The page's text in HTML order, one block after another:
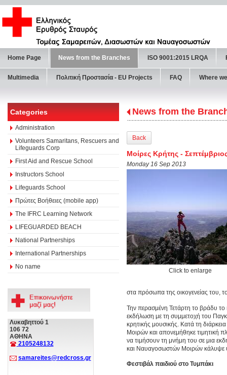
Home Page News from the Branches ISO 9001:2015 LRQA
Multimedia Πολιτική Προστασία - ΕU Projects FAQ Where
Categories
Administration
Volunteers Samaritans, Rescuers and
Lifeguards Corp
First Aid and Rescue School
Instructors School
Lifeguards School
Πρώτες Βοήθειες (mobile app)
The IFRC Learning Network
LIFEGUARDED BEACH
National Partnerships
International Partnerships
No name
Λυκαβηττού 1
106 72
ΑΘΗΝΑ
2105248132
samareites@redcross.gr
News from the
Back
Μοίρες Κρήτης -
Monday 16 Sep 2013
Click to enlarge
στα πρόσωπα της οικογενείας του,
Την περασμένη Τετάρτη το βράδυ
εκδήλωση με τη συμμετοχή του
κρητικής μουσικής. Κατά τη
Μοιρών και απονεμήθηκε τιμητική
να τιμήσουν τη μνήμη του σε μια
και Ναυαγοσωστών Μοιρών κάλυψε
Φεστιβάλ παιδιού στο Τυμπάκι